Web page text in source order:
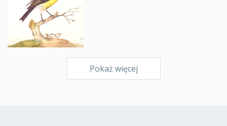
Pokaż więcej